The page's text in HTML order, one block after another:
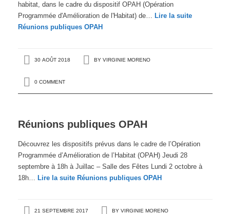
habitat, dans le cadre du dispositif OPAH (Opération
Programmée d'Amélioration de l'Habitat) de… Lire la suite
Réunions publiques OPAH
30 AOÛT 2018 BY VIRGINIE MORENO
0 COMMENT
Réunions publiques OPAH
Découvrez les dispositifs prévus dans le cadre de l’Opération
Programmée d’Amélioration de l’Habitat (OPAH) Jeudi 28
septembre à 18h à Juillac – Salle des Fêtes Lundi 2 octobre à
18h… Lire la suiteRéunions publiques OPAH
21 SEPTEMBRE 2017 BY VIRGINIE MORENO